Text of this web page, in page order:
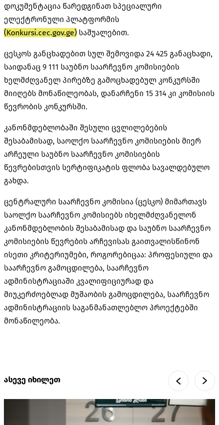
დოკუმენტაცია წარედგინათ სპეციალური
ელექტრონული პლატფორმის
(Konkursi.cec.gov.ge) საშუალებით.
ცესკოს განცხადებით სულ შემოვიდა 24 425 განაცხადი,
საიდანაც 9 111 საუბნო საარჩევნო კომისიების
ხელმძღვანელ პირებზე გამოცხადებულ კონკურსში
მიიღებს მონაწილეობას, დანარჩენი 15 314 კი კომისიის
წევრობის კონკურსში.
კანონმდებლობაში შესული ცვლილებების
შესაბამისად, საოლქო საარჩევნო კომისიების მიერ
არჩეული საუბნო საარჩევნო კომისიების
წევრებისთვის სერტიფიკატის ფლობა სავალდებულო
გახდა.
ცენტრალური საარჩევნო კომისია (ცესკო) მიმართავს
საოლქო საარჩევნო კომისიებს იხელმძღვანელონ
კანონმდებლობის შესაბამისად და საუბნო საარჩევნო
კომისიების წევრების არჩევისას გაითვალისწინონ
ისეთი კრიტერიუმები, როგორებიცაა: პროფესიული და
საარჩევნო გამოცდილება, საარჩევნო
ადმინისტრაციაში კვალიფიციურად და
მიუკერძოებლად მუშაობის გამოცდილება, საარჩევნო
ადმინისტრაციის საგანმანათლებლო პროექტებში
მონაწილეობა.
ასევე იხილეთ